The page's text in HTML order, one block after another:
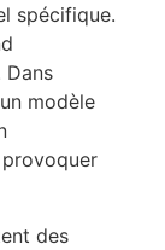
spécifique.
Dans
modèle
des